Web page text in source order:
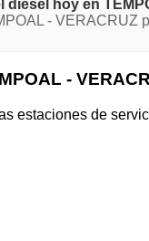
diésel hoy en
- VERACRUZ
-
estaciones de